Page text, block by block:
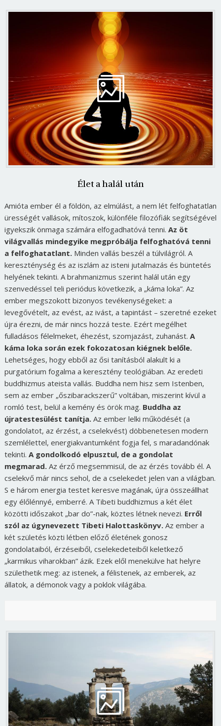
Élet a halál után
Amióta ember él a földön, az elmúlást, a nem lét felfoghatatlan
ürességét vallások, mítoszok, különféle filozófiák segítségével
igyekszik önmaga számára elfogadhatóvá tenni. Az öt
világvallás mindegyike megpróbálja felfoghatóvá tenni
a felfoghatatlant.Minden vallás beszél a túlvilágról. A
kereszténység és az iszlám az isteni jutalmazás és büntetés
helyének tekinti. A brahmanizmus szerint halál után egy
szenvedéssel teli periódus következik, a „káma loka”. Az
ember megszokott bizonyos tevékenységeket: a
levegővételt, az evést, az ivást, a tapintást – szeretné ezeket
újra érezni, de már nincs hozzá teste. Ezért megélhet
fulladásos félelmeket, éhezést, szomjazást, zuhanást. A
káma loka során ezek fokozatosan kiégnek belőle.
Lehetséges, hogy ebből az ősi tanításból alakult ki a
purgatórium fogalma a keresztény teológiában. Az eredeti
buddhizmus ateista vallás. Buddha nem hisz sem Istenben,
sem az ember „őszibarackszerű” voltában, miszerint kívül a
romló test, belül a kemény és örök mag. Buddha az
újratestesülést tanítja.Az ember lelki működését (a
gondolatot, az érzést, a cselekvést) döbbenetesen modern
szemlélettel, energiakvantumként fogja fel, s maradandónak
tekinti. A gondolkodó elpusztul, de a gondolat
megmarad.Az érző megsemmisül, de az érzés tovább él. A
cselekvő már nincs sehol, de a cselekedet jelen van a világban.
S e három energia testet keresve magának, újra összeállhat
egy élőlénnyé, emberré. A Tibeti buddhizmus a két élet
közötti időszakot „bar do”-nak, köztes létnek nevezi. Erről
szól az úgynevezett Tibeti Halottaskönyv.Az ember a
két születés közti létben előző életének gonosz
gondolataiból, érzéseiből, cselekedeteiből keletkező
„karmikus viharokban” ázik. Ezek elől menekülve hat helyre
születhetik meg: az istenek, a félistenek, az emberek, az
állatok, a démonok vagy a poklok világába.